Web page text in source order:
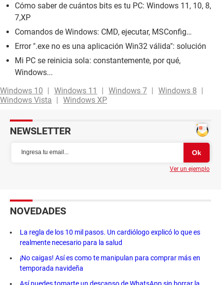
Cómo saber de cuántos bits es tu PC: Windows 11, 10, 8,
7,XP
Comandos de Windows: CMD, ejecutar, MSConfig…
Error ".exe no es una aplicación Win32 válida": solución
Mi PC se reinicia sola: constantemente, por qué,
Windows...
Windows 10
Windows 11 Windows 7
Windows 8
Windows Vista
Windows XP
NEWSLETTER
Ver un ejemplo
NOVEDADES
La regla de los 10 mil pasos. Un cardiólogo explicó lo que es
realmente necesario para la salud
¡No caigas! Así es como te manipulan para comprar más en
temporada navideña